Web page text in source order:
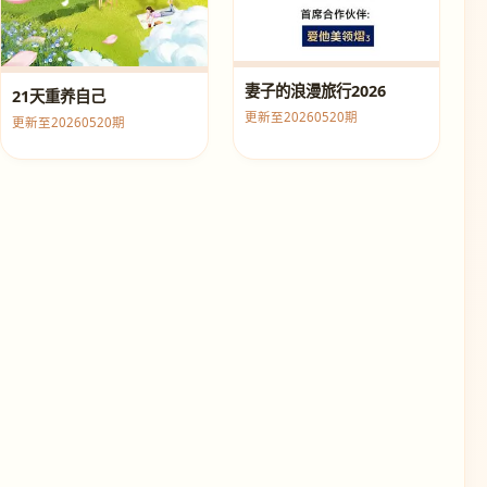
21天重养自己
更新至20260520期
妻子的浪漫旅行2026
更新至20260520期